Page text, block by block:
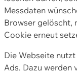
Messdaten
Browser gelöscht,
Cookie erneut
Die Webseite
Ads. Dazu werden